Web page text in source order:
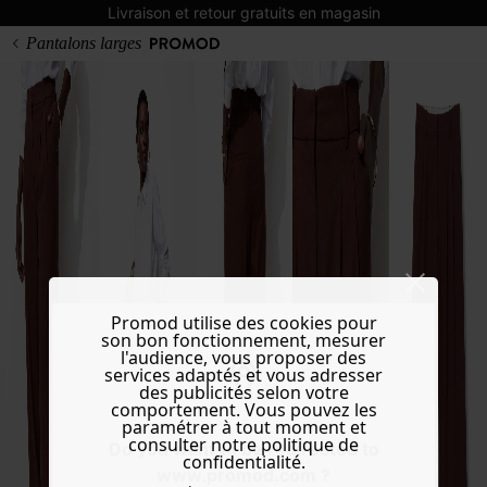
Livraison et retour gratuits en magasin
Do you want to be redirected to
www.promod.com ?
Pantalons larges
Promod utilise des cookies pour
son bon fonctionnement, mesurer
l'audience, vous proposer des
services adaptés et vous adresser
des publicités selon votre
comportement. Vous pouvez les
paramétrer à tout moment et
consulter notre politique de
confidentialité.